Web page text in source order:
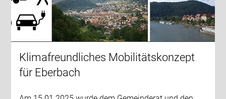
Klimafreundliches Mobilitätskonzept
für Eberbach